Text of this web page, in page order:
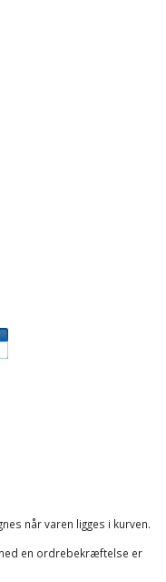
når varen ligges i kurven.
en ordrebekræftelse er